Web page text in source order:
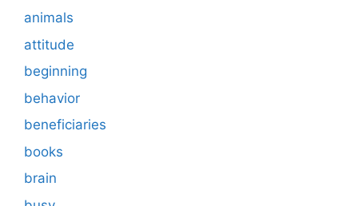
animals
attitude
beginning
behavior
beneficiaries
books
brain